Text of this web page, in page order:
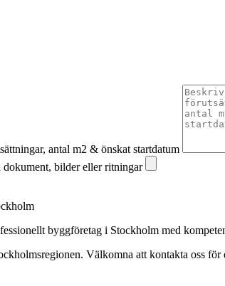
antal m2 & önskat startdatum
dokument, bilder eller ritningar
byggföretag i Stockholm med
Välkomna att kontakta oss